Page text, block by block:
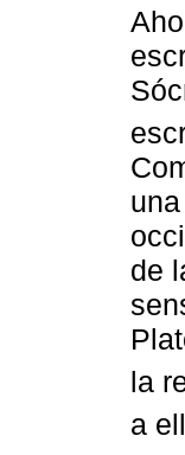
de
la
a